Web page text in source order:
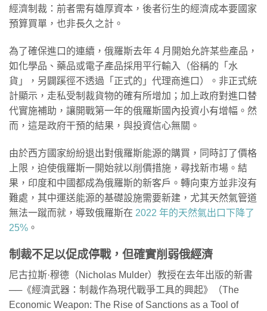
經濟制裁：前者需有雄厚資本，後者衍生的經濟成本要國家
預算買單，也非長久之計。
為了確保進口的連續，俄羅斯去年 4 月開始允許某些產品，
如化學品、藥品或電子產品採用平行輸入（俗稱的「水
貨」，另闢蹊徑不透過「正式的」代理商進口）。非正式統
計顯示，走私受制裁貨物的確有所增加；加上政府對進口替
代實施補助，讓開戰第一年的俄羅斯國內投資小有增幅。然
而，這是政府干預的結果，與投資信心無關。
由於西方國家紛紛退出對俄羅斯能源的購買，同時訂了價格
上限，迫使俄羅斯一開始就以削價措施，尋找新市場。結
果，印度和中國都成為俄羅斯的新客戶。轉向東方並非沒有
難處，其中運送能源的基礎設施需要新建，尤其天然氣管道
無法一蹴而就，導致俄羅斯在 2022 年的天然氣出口下降了
25% 。
制裁不足以促成停戰，但確實削弱俄經濟
尼古拉斯·穆德（Nicholas Mulder）教授在去年出版的新書
──《經濟武器：制裁作為現代戰爭工具的興起》（The
Economic Weapon: The Rise of Sanctions as a Tool of